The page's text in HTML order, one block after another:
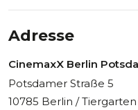
Adresse
CinemaxX Berlin
Potsdamer Straße 5
10785 Berlin / Tiergarten